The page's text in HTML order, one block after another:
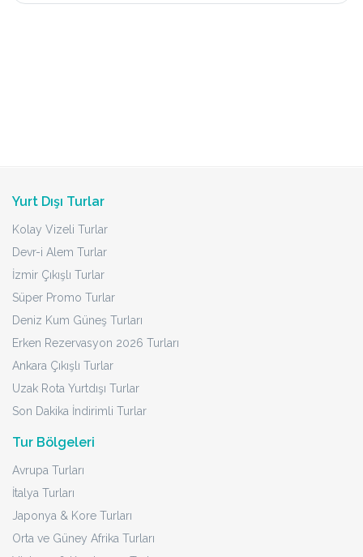
Yurt Dışı Turlar
Kolay Vizeli Turlar
Devr-i Alem Turlar
İzmir Çıkışlı Turlar
Süper Promo Turlar
Deniz Kum Güneş Turları
Erken Rezervasyon 2026 Turları
Ankara Çıkışlı Turlar
Uzak Rota Yurtdışı Turlar
Son Dakika İndirimli Turlar
Tur Bölgeleri
Avrupa Turları
İtalya Turları
Japonya & Kore Turları
Orta ve Güney Afrika Turları